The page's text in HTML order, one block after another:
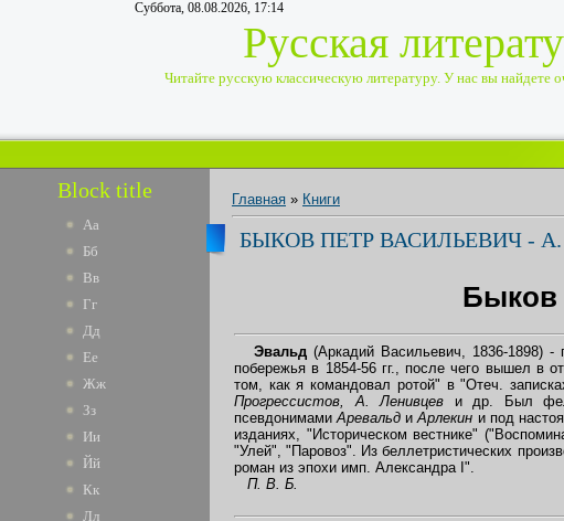
Суббота, 08.08.2026, 17:14
Русская
Читайте русскую классическую литературу. У нас вы найдете
Block title
Аа
Бб
Вв
Гг
Дд
Ее
Жж
Зз
Ии
Йй
Кк
Лл
Главная » Книги
БЫКОВ ПЕТР ВАСИЛЬЕВИЧ -
Быков
Эвальд(Аркадий Васильевич, 1836-1898) -
побережья в 1854-56 гг., после чего вышел в
том, как я командовал ротой" в "Отеч.
Прогрессистов, А. Ленивцев и др. Был
псевдонимамиАревальд иАрлекин и под
изданиях, "Историческом вестнике"
"Улей", "Паровоз". Из беллетристических
роман из эпохи имп. Александра I".
П. В. Б.